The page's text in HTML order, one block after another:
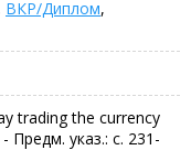
ВКР/Диплом,
trading the currency
Предм. указ.: с. 231-